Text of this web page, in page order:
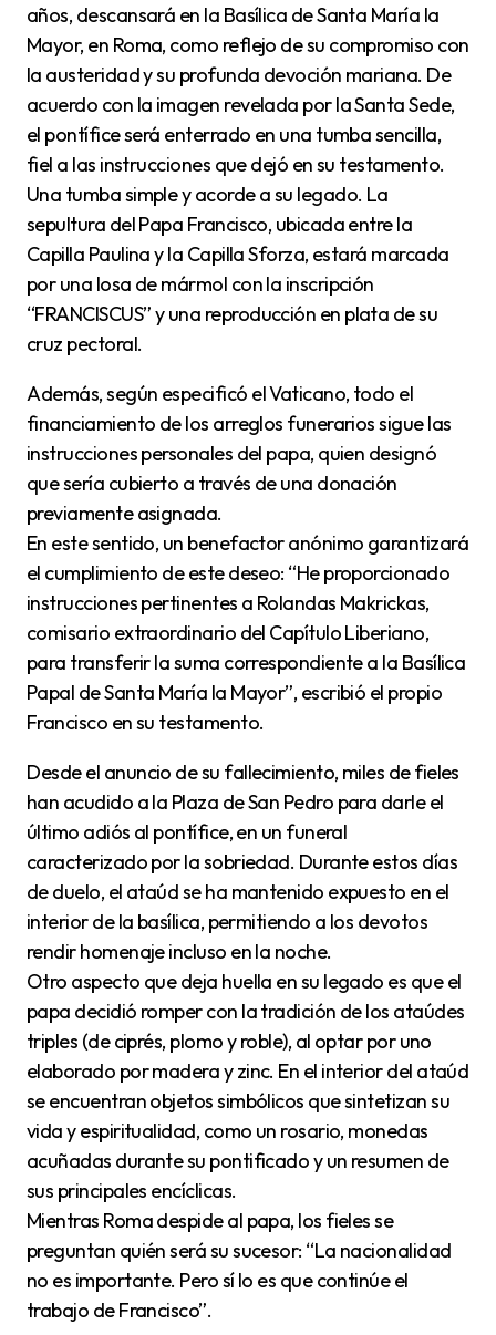
años, descansará en la Basílica de Santa María la
Mayor, en Roma, como reflejo de su compromiso con
la austeridad y su profunda devoción mariana. De
acuerdo con la imagen revelada por la Santa Sede,
el pontífice será enterrado en una tumba sencilla,
fiel a las instrucciones que dejó en su testamento.
Una tumba simple y acorde a su legado. La
sepultura del Papa Francisco, ubicada entre la
Capilla Paulina y la Capilla Sforza, estará marcada
por una losa de mármol con la inscripción
“FRANCISCUS” y una reproducción en plata de su
cruz pectoral.
Además, según especificó el Vaticano, todo el
financiamiento de los arreglos funerarios sigue las
instrucciones personales del papa, quien designó
que sería cubierto a través de una donación
previamente asignada.
En este sentido, un benefactor anónimo garantizará
el cumplimiento de este deseo: “He proporcionado
instrucciones pertinentes a Rolandas Makrickas,
comisario extraordinario del Capítulo Liberiano,
para transferir la suma correspondiente a la Basílica
Papal de Santa María la Mayor”, escribió el propio
Francisco en su testamento.
Desde el anuncio de su fallecimiento, miles de fieles
han acudido a la Plaza de San Pedro para darle el
último adiós al pontífice, en un funeral
caracterizado por la sobriedad. Durante estos días
de duelo, el ataúd se ha mantenido expuesto en el
interior de la basílica, permitiendo a los devotos
rendir homenaje incluso en la noche.
Otro aspecto que deja huella en su legado es que el
papa decidió romper con la tradición de los ataúdes
triples (de ciprés, plomo y roble), al optar por uno
elaborado por madera y zinc. En el interior del ataúd
se encuentran objetos simbólicos que sintetizan su
vida y espiritualidad, como un rosario, monedas
acuñadas durante su pontificado y un resumen de
sus principales encíclicas.
Mientras Roma despide al papa, los fieles se
preguntan quién será su sucesor: “La nacionalidad
no es importante. Pero sí lo es que continúe el
trabajo de Francisco”.